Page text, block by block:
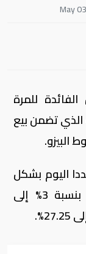
للمرة
الذي تضمن بيع
البيزو.
اليوم بشكل
مفاجئ للأسواق، حيث رفع الفائدة بنسبة 3% إلى